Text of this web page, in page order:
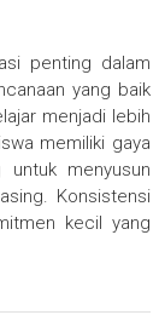
penting dalam
yang baik
menjadi lebih
memiliki gaya
menyusun
Konsistensi
kecil yang